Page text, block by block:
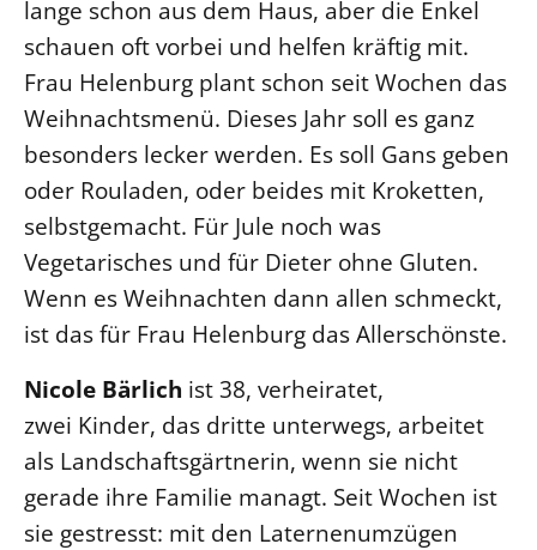
lange schon aus dem Haus, aber die Enkel
schauen oft vorbei und helfen kräftig mit.
Frau Helenburg plant schon seit Wochen das
Weihnachtsmenü. Dieses Jahr soll es ganz
besonders lecker werden. Es soll Gans geben
oder Rouladen, oder beides mit Kroketten,
selbstgemacht. Für Jule noch was
Vegetarisches und für Dieter ohne Gluten.
Wenn es Weihnachten dann allen schmeckt,
ist das für Frau Helenburg das Allerschönste.
Nicole Bärlich ist 38, verheiratet,
zwei Kinder, das dritte unterwegs, arbeitet
als Landschaftsgärtnerin, wenn sie nicht
gerade ihre Familie managt. Seit Wochen ist
sie gestresst: mit den Laternenumzügen